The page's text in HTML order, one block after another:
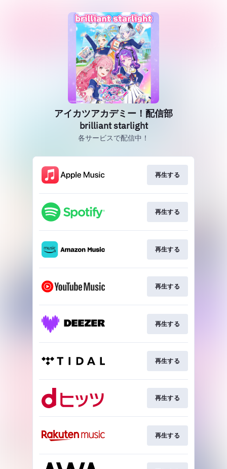
アイカツアカデミー！配信部
brilliant starlight
各サービスで配信中！
再生する
再生する
再生する
再生する
再生する
再生する
再生する
再生する